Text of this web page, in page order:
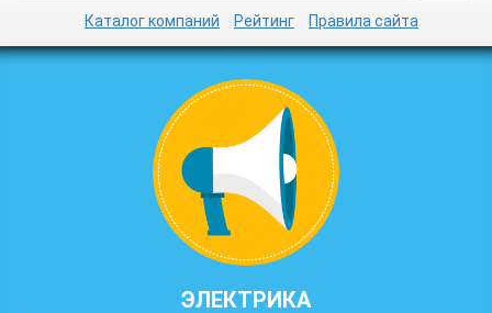
Каталог компаний Рейтинг Правила сайта
ЭЛЕКТРИКА